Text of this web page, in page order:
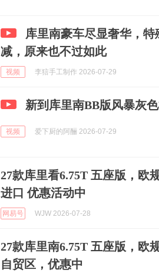
库里南豪车尽显奢华，
减，原来也不过如此
视频 李狺手工制作 2026-07-29
新到库里南BB版风暴灰
视频 爱下厨的阿酾 2026-07-29
27款库里看6.75T 五座版，欧
进口 优惠活动中
网易号 WJW 2026-07-28
27款库里南6.75T 五座版，欧
自贸区，优惠中